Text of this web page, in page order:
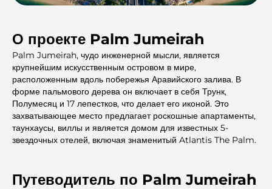
О проекте Palm Jumeirah
Palm Jumeirah, чудо инженерной мысли, является
крупнейшим искусственным островом в мире,
расположенным вдоль побережья Аравийского залива. В
форме пальмового дерева он включает в себя Трунк,
Полумесяц и 17 лепестков, что делает его иконой. Это
захватывающее место предлагает роскошные апартаменты,
таунхаусы, виллы и является домом для известных 5-
звездочных отелей, включая знаменитый Atlantis The Palm.
Путеводитель по Palm Jumeirah